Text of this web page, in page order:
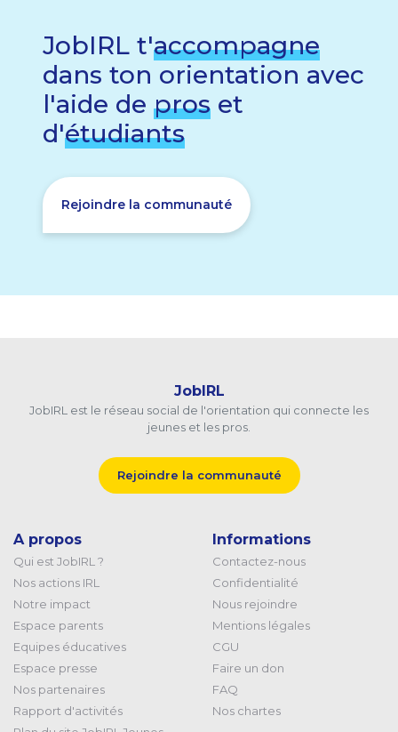
JobIRL t'accompagne
dans ton orientation avec
l'aide de pros et
d'étudiants
Rejoindre la communauté
JobIRL
JobIRL est le réseau social de l'orientation qui connecte les
jeunes et les pros.
Rejoindre la communauté
A propos
Qui est JobIRL ?
Nos actions IRL
Notre impact
Espace parents
Equipes éducatives
Espace presse
Nos partenaires
Rapport d'activités
Informations
Contactez-nous
Confidentialité
Nous rejoindre
Mentions légales
CGU
Faire un don
FAQ
Nos chartes